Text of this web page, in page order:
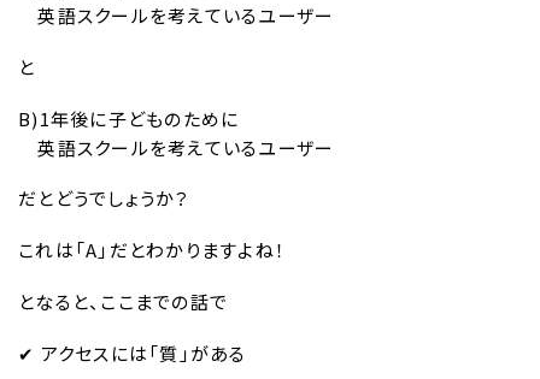
英語スクールを考えているユーザー
と
B)1年後に子どものために
英語スクールを考えているユーザー
だとどうでしょうか？
これは「A」だとわかりますよね！
となると、ここまでの話で
✔︎ アクセスには「質」がある